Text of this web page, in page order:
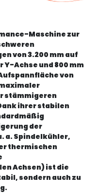
Maschine zur
von 3.200 mm auf
Y-Achse und 800 mm
von
maximaler
stämmigeren
ihrer stabilen
der
a. Spindelkühler,
thermischen
Achsen) ist die
sondern auch zu